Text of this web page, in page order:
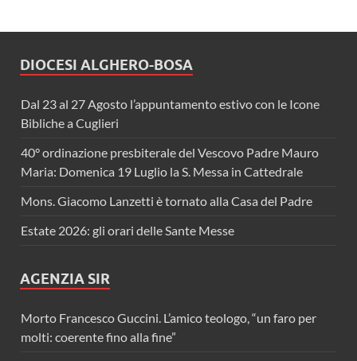
DIOCESI ALGHERO-BOSA
Dal 23 al 27 Agosto l’appuntamento estivo con le Icone
Bibliche a Cuglieri
40° ordinazione presbiterale del Vescovo Padre Mauro
Maria: Domenica 19 Luglio la S. Messa in Cattedrale
Mons. Giacomo Lanzetti è tornato alla Casa del Padre
Estate 2026: gli orari delle Sante Messe
AGENZIA SIR
Morto Francesco Guccini. L’amico teologo, “un faro per
molti: coerente fino alla fine”